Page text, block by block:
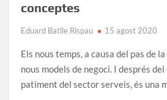
conceptes
Eduard Batlle Rispau 15 agost 2020
Els nous temps, a causa del pas de
nous models de negoci. I després
patiment del sector serveis, és una